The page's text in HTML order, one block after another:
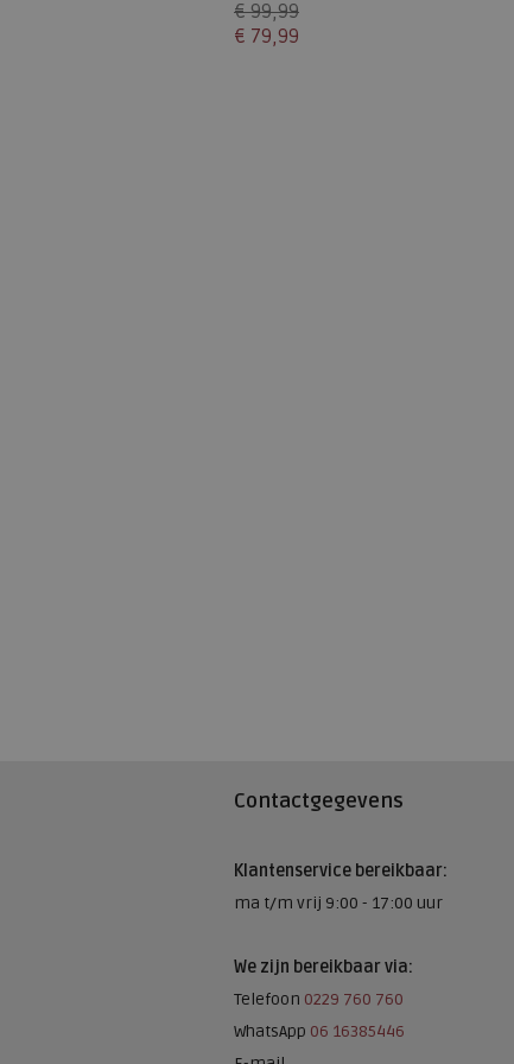
€ 99,99
€ 79,99
Contactgegevens
Klantenservice bereikbaar:
ma t/m vrij 9:00 - 17:00 uur
We zijn bereikbaar via:
Telefoon 0229 760 760
WhatsApp 06 16385446